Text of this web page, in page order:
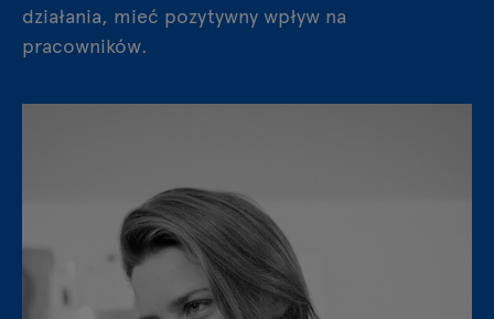
działania, mieć pozytywny wpływ na
pracowników.